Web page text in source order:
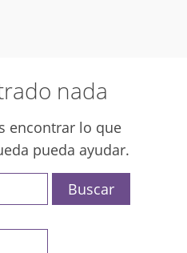
nada
encontrar lo que
pueda ayudar.